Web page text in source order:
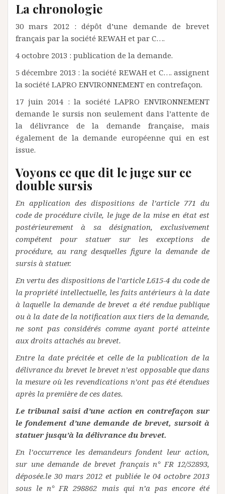
La chronologie
30 mars 2012 : dépôt d’une demande de brevet
français par la société REWAH et par C….
4 octobre 2013 : publication de la demande.
5 décembre 2013 : la société REWAH et C…. assignent
la société LAPRO ENVIRONNEMENT en contrefaçon.
17 juin 2014 : la société LAPRO ENVIRONNEMENT
demande le sursis non seulement dans l’attente de
la délivrance de la demande française, mais
également de la demande européenne qui en est
issue.
Voyons ce que dit le juge sur ce
double sursis
En application des dispositions de l’article 771 du
code de procédure civile, le juge de la mise en état est
postérieurement à sa désignation, exclusivement
compétent pour statuer sur les exceptions de
procédure, au rang desquelles figure la demande de
sursis à statuer.
En vertu des dispositions de l’article L615-4 du code de
la propriété intellectuelle, les faits antérieurs à la date
à laquelle la demande de brevet a été rendue publique
ou à la date de la notification aux tiers de la demande,
ne sont pas considérés comme ayant porté atteinte
aux droits attachés au brevet.
Entre la date précitée et celle de la publication de la
délivrance du brevet le brevet n’est opposable que dans
la mesure où les revendications n’ont pas été étendues
après la première de ces dates.
Le tribunal saisi d’une action en contrefaçon sur
le fondement d’une demande de brevet, sursoit à
statuer jusqu’à la délivrance du brevet.
En l’occurrence les demandeurs fondent leur action,
sur une demande de brevet français n° FR 12/52893,
déposée.le 30 mars 2012 et publiée le 04 octobre 2013
sous le n° FR 298862 mais qui n’a pas encore été